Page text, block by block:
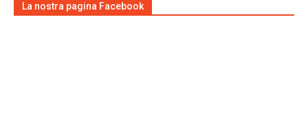
La nostra pagina Facebook